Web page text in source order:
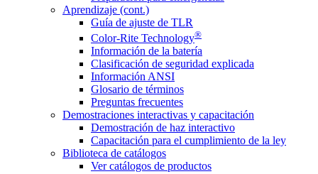
Aprendizaje (cont.)
Guía de ajuste de TLR
Color-Rite Technology®
Información de la batería
Clasificación de seguridad explicada
Información ANSI
Glosario de términos
Preguntas frecuentes
Demostraciones interactivas y capacitación
Demostración de haz interactivo
Capacitación para el cumplimiento de la ley
Biblioteca de catálogos
Ver catálogos de productos